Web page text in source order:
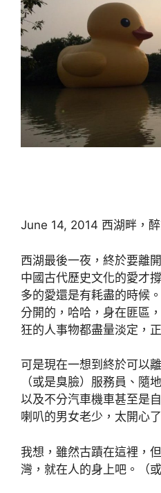
June 14, 2014 西湖畔，
西湖最後一夜，終於要離
中國古代歷史文化的愛才
多的愛還是有耗盡的時候
分開的，哈哈，身在匪區
狂的人事物都盡量淡定，
可是現在一想到終於可以
（或是臭臉）服務員、隨
以及不分汽車機車甚至是
喇叭的男女老少，太開心
我想，雖然古蹟在這裡，
灣，就在人的身上吧。（